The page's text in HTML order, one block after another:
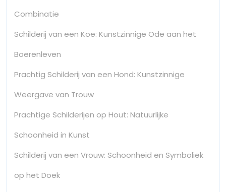
Combinatie
Schilderij van een Koe: Kunstzinnige Ode aan het
Boerenleven
Prachtig Schilderij van een Hond: Kunstzinnige
Weergave van Trouw
Prachtige Schilderijen op Hout: Natuurlijke
Schoonheid in Kunst
Schilderij van een Vrouw: Schoonheid en Symboliek
op het Doek